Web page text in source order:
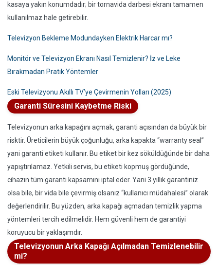
kasaya yakın konumdadır; bir tornavida darbesi ekranı tamamen
kullanılmaz hale getirebilir.
Televizyon Bekleme Modundayken Elektrik Harcar mı?
Monitör ve Televizyon Ekranı Nasıl Temizlenir? İz ve Leke
Bırakmadan Pratik Yöntemler
Eski Televizyonu Akıllı TV’ye Çevirmenin Yolları (2025)
Garanti Süresini Kaybetme Riski
Televizyonun arka kapağını açmak, garanti açısından da büyük bir
risktir. Üreticilerin büyük çoğunluğu, arka kapakta “warranty seal”
yani garanti etiketi kullanır. Bu etiket bir kez söküldüğünde bir daha
yapıştırılamaz. Yetkili servis, bu etiketi kopmuş gördüğünde,
cihazın tüm garanti kapsamını iptal eder. Yani 3 yıllık garantiniz
olsa bile, bir vida bile çevirmiş olsanız “kullanıcı müdahalesi” olarak
değerlendirilir. Bu yüzden, arka kapağı açmadan temizlik yapma
yöntemleri tercih edilmelidir. Hem güvenli hem de garantiyi
koruyucu bir yaklaşımdır.
Televizyonun Arka Kapağı Açılmadan Temizlenebilir
mi?